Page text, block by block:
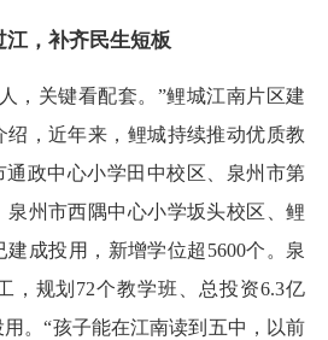
江，补齐民生短板
关键看配套。”鲤城江南片区建
绍，近年来，鲤城持续推动优质教
通政中心小学田中校区、泉州市第
泉州市西隅中心小学坂头校区、鲤
成投用，新增学位超5600个。泉
，规划72个教学班、总投资6.3亿
。“孩子能在江南读到五中，以前